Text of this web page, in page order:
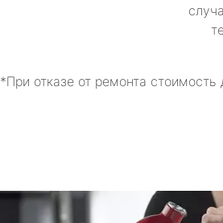
*При отказе от ремонта стоимость